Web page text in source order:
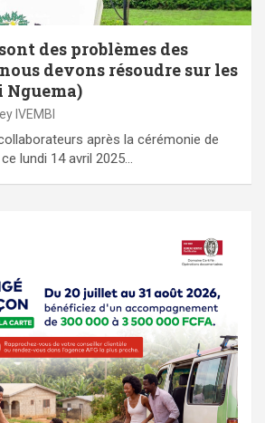
sont des problèmes des
devons résoudre sur les
Nguema)
IVEMBI
après la cérémonie de
lundi 14 avril 2025…